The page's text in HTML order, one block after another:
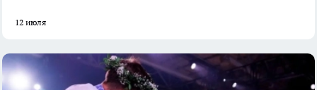
12 июля